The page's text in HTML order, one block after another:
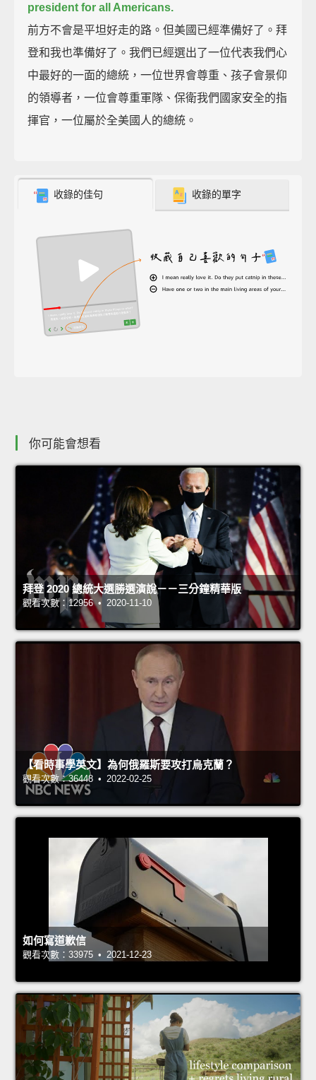
president for all Americans.
前方不會是平坦好走的路。但美國已經準備好了。拜
登和我也準備好了。我們已經選出了一位代表我們心
中最好的一面的總統，一位世界會尊重、孩子會景仰
的領導者，一位會尊重軍隊、保衛我們國家安全的指
揮官，一位屬於全美國人的總統。
收錄的佳句 收錄的單字
你可能會想看
拜登 2020 總統大選勝選演說－－三分鐘精華版
觀看次數：12956 • 2020-11-10
【看時事學英文】為何俄羅斯要攻打烏克蘭？
觀看次數：36448 • 2022-02-25
如何寫道歉信
觀看次數：33975 • 2021-12-23